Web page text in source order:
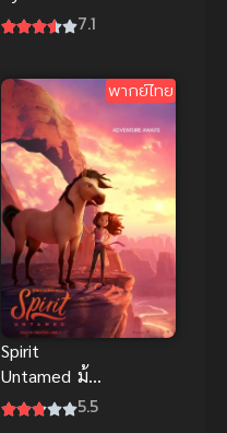
มาสค์ไรเดอร์
ของริวคิ และ
เหล่าไรเดอร์
เสียงไทย
(เก่า)
7.1
พากย์ไทย
Spirit
Untamed ม้า
พยศ พากย์5.5